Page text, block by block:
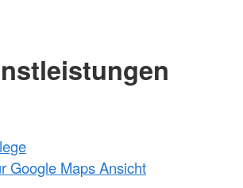
Google Maps Ansicht